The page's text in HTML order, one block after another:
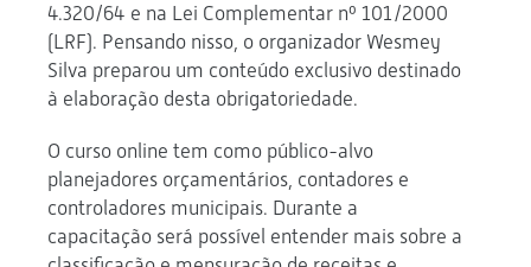
4.320/64 e na Lei Complementar nº 101/2000
(LRF). Pensando nisso, o organizador Wesmey
Silva preparou um conteúdo exclusivo destinado
à elaboração desta obrigatoriedade.
O curso online tem como público-alvo
planejadores orçamentários, contadores e
controladores municipais. Durante a
capacitação será possível entender mais sobre a